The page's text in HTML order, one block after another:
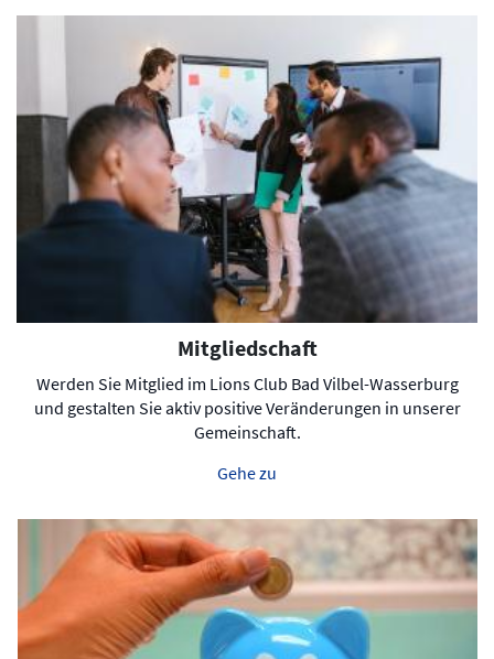
Mitgliedschaft
Werden Sie Mitglied im Lions Club Bad Vilbel-Wasserburg
und gestalten Sie aktiv positive Veränderungen in unserer
Gemeinschaft.
Gehe zu